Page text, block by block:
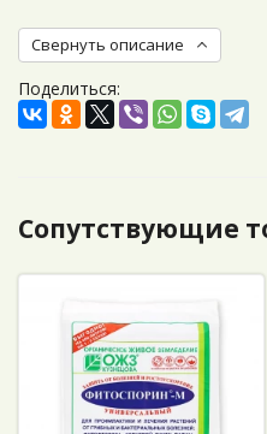
Свернуть описание
Поделиться:
Сопутствующие